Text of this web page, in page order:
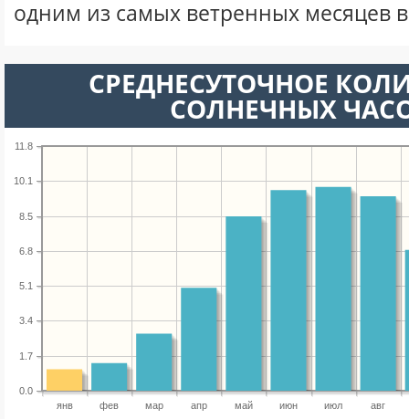
одним из самых ветренных месяцев в
СРЕДНЕСУТОЧНОЕ
СОЛНЕЧНЫХ
янв фев мар апр май июн июл авг
0.0
1.7
3.4
5.1
6.8
8.5
10.1
11.8